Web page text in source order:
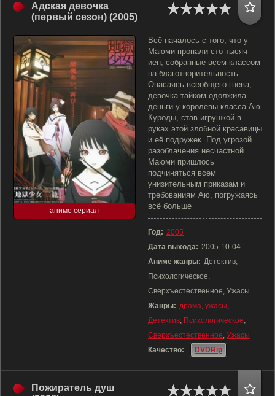
Адская девочка
(первый сезон) (2005)
аниме сериал
Всё началось с того, что у
Маюми пропали сто тысяч
иен, собранные всем классом
на благотворительность.
Опасаясь всеобщего гнева,
девочка тайком одолжила
деньги у королевы класса Аю
Куроды, став игрушкой в
руках этой злобной красавицы
и её подружек. Под угрозой
разоблачения несчастной
Маюми пришлось
подчиняться всем
унизительным приказам и
требованиям Аю, погружаясь
всё больше
Год: 2005
Дата выхода: 2005-10-04
Аниме жанры: Детектив,
Психологическое,
Сверхъестественное, Ужасы
Жанры: драма, ужасы,
Детектив, Психологическое,
Сверхъестественное, Ужасы
Качество:
DVDRip
Пожиратель душ